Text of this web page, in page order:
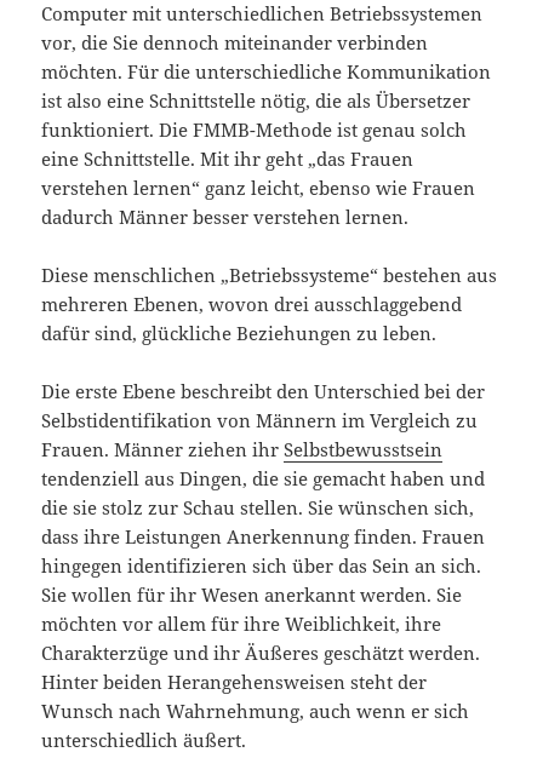
Computer mit unterschiedlichen Betriebssystemen
vor, die Sie dennoch miteinander verbinden
möchten. Für die unterschiedliche Kommunikation
ist also eine Schnittstelle nötig, die als Übersetzer
funktioniert. Die FMMB-Methode ist genau solch
eine Schnittstelle. Mit ihr geht „das Frauen
verstehen lernen“ ganz leicht, ebenso wie Frauen
dadurch Männer besser verstehen lernen.
Diese menschlichen „Betriebssysteme“ bestehen aus
mehreren Ebenen, wovon drei ausschlaggebend
dafür sind, glückliche Beziehungen zu leben.
Die erste Ebene beschreibt den Unterschied bei der
Selbstidentifikation von Männern im Vergleich zu
Frauen. Männer ziehen ihrSelbstbewusstsein
tendenziell aus Dingen, die sie gemacht haben und
die sie stolz zur Schau stellen. Sie wünschen sich,
dass ihre Leistungen Anerkennung finden. Frauen
hingegen identifizieren sich über das Sein an sich.
Sie wollen für ihr Wesen anerkannt werden. Sie
möchten vor allem für ihre Weiblichkeit, ihre
Charakterzüge und ihr Äußeres geschätzt werden.
Hinter beiden Herangehensweisen steht der
Wunsch nach Wahrnehmung, auch wenn er sich
unterschiedlich äußert.